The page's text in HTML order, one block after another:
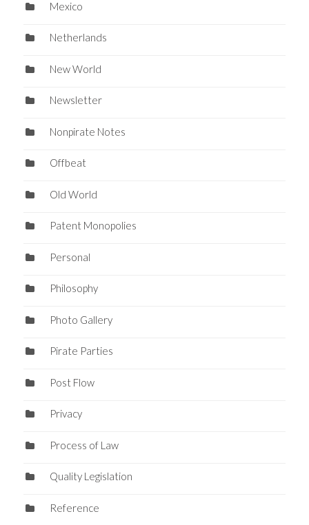
Mexico
Netherlands
New World
Newsletter
Nonpirate Notes
Offbeat
Old World
Patent Monopolies
Personal
Philosophy
Photo Gallery
Pirate Parties
Post Flow
Privacy
Process of Law
Quality Legislation
Reference